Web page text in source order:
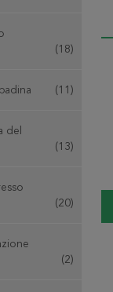
(18)
(11)
del
(13)
(20)
(2)